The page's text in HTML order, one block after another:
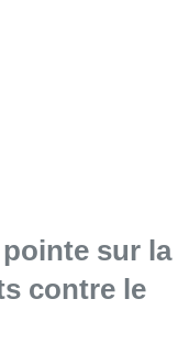
sur la
contre le